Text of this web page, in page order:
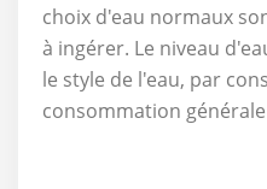
choix d'eau normaux
à ingérer. Le niveau
le style de l'eau, par
consommation